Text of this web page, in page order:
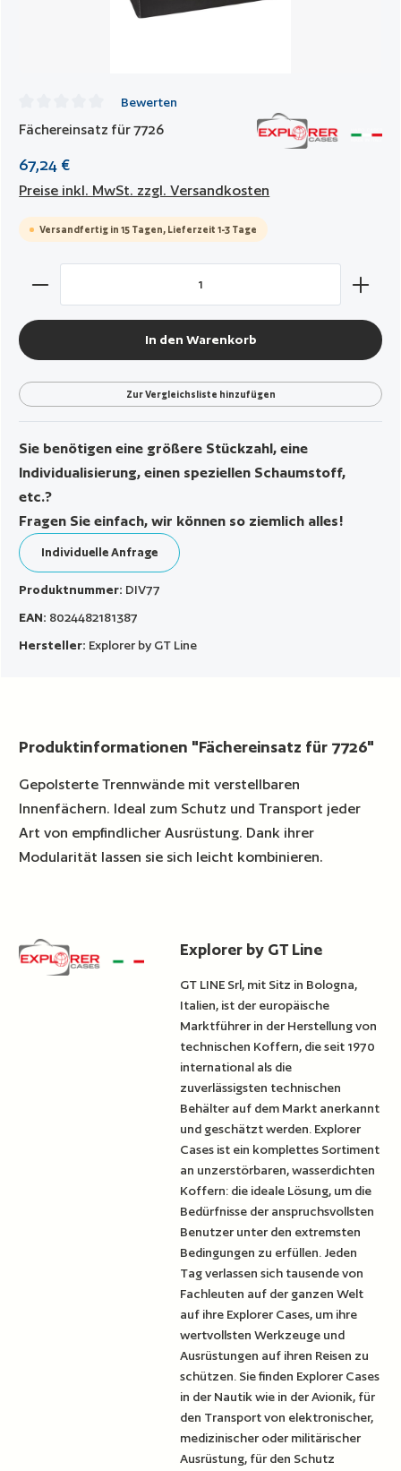
Durchschnittliche Bewertung von 0 von 5 Sternen
Bewerten
Fächereinsatz für 7726
67,24 €
Preise inkl. MwSt. zzgl. Versandkosten
Versandfertig in 15 Tagen, Lieferzeit 1-3 Tage
Produkt Anzahl: Gib den gewünschten Wert ein oder
In den Warenkorb
Zur Vergleichsliste hinzufügen
Sie benötigen eine größere Stückzahl, eine
Individualisierung, einen speziellen Schaumstoff,
etc.?
Fragen Sie einfach, wir können so ziemlich alles!
Individuelle Anfrage
Produktnummer: DIV77
EAN: 8024482181387
Hersteller: Explorer by GT Line
Produktinformationen "Fächereinsatz für 7726"
Gepolsterte Trennwände mit verstellbaren
Innenfächern. Ideal zum Schutz und Transport jeder
Art von empfindlicher Ausrüstung. Dank ihrer
Modularität lassen sie sich leicht kombinieren.
Explorer by GT Line
GT LINE Srl, mit Sitz in Bologna,
Italien, ist der europäische
Marktführer in der Herstellung von
technischen Koffern, die seit 1970
international als die
zuverlässigsten technischen
Behälter auf dem Markt anerkannt
und geschätzt werden. Explorer
Cases ist ein komplettes Sortiment
an unzerstörbaren, wasserdichten
Koffern: die ideale Lösung, um die
Bedürfnisse der anspruchsvollsten
Benutzer unter den extremsten
Bedingungen zu erfüllen. Jeden
Tag verlassen sich tausende von
Fachleuten auf der ganzen Welt
auf ihre Explorer Cases, um ihre
wertvollsten Werkzeuge und
Ausrüstungen auf ihren Reisen zu
schützen. Sie finden Explorer Cases
in der Nautik wie in der Avionik, für
den Transport von elektronischer,
medizinischer oder militärischer
Ausrüstung, für den Schutz